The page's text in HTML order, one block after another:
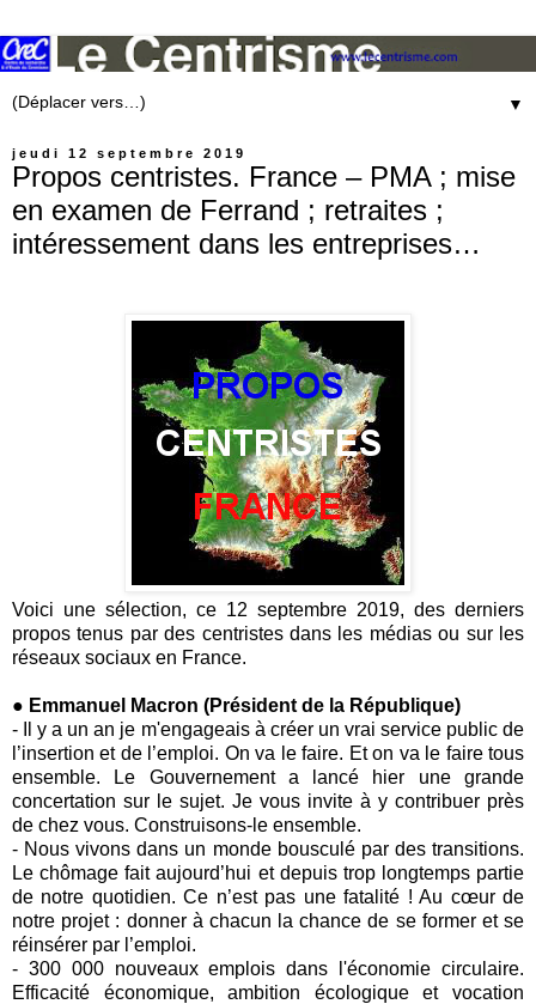
▼
jeudi 12 septembre 2019
Propos centristes. France – PMA ; mise
en examen de Ferrand ; retraites ;
intéressement dans les entreprises…
Voici une sélection, ce 12 septembre 2019, des derniers
propos tenus par des centristes dans les médias ou sur les
réseaux sociaux en France.
● Emmanuel Macron (Président de la République)
- Il y a un an je m'engageais à créer un vrai service public de
l’insertion et de l’emploi. On va le faire. Et on va le faire tous
ensemble. Le Gouvernement a lancé hier une grande
concertation sur le sujet. Je vous invite à y contribuer près
de chez vous. Construisons-le ensemble.
- Nous vivons dans un monde bousculé par des transitions.
Le chômage fait aujourd’hui et depuis trop longtemps partie
de notre quotidien. Ce n’est pas une fatalité ! Au cœur de
notre projet : donner à chacun la chance de se former et se
réinsérer par l’emploi.
- 300 000 nouveaux emplois dans l'économie circulaire.
Efficacité économique, ambition écologique et vocation